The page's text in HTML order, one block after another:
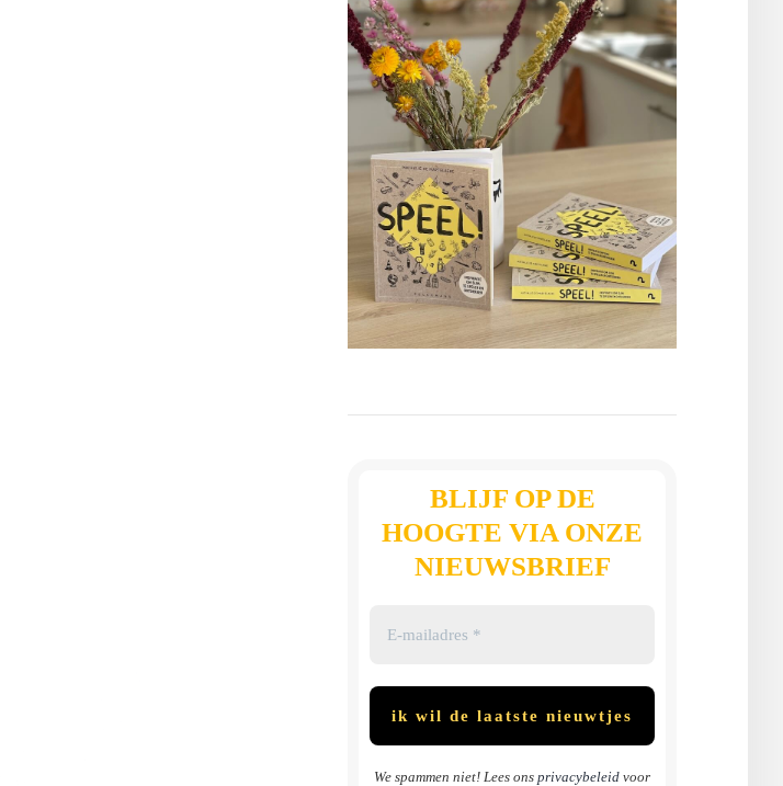
BLIJF OP DE
HOOGTE VIA ONZE
NIEUWSBRIEF
We spammen niet! Lees ons privacybeleid voor